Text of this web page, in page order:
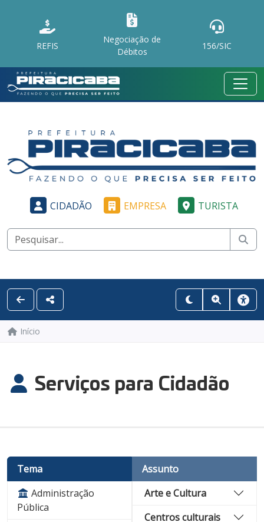
REFIS
Negociação de
Débitos
156/SIC
CIDADÃO EMPRESA TURISTA
Início
Serviços para Cidadão
Tema
Administração
Pública
Assunto
Arte e Cultura
Centros culturais